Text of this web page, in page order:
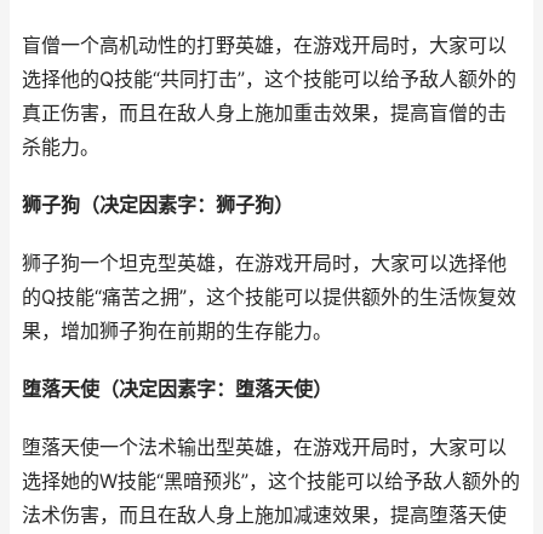
盲僧一个高机动性的打野英雄，在游戏开局时，大家可以
选择他的Q技能“共同打击”，这个技能可以给予敌人额外的
真正伤害，而且在敌人身上施加重击效果，提高盲僧的击
杀能力。
狮子狗（决定因素字：狮子狗）
狮子狗一个坦克型英雄，在游戏开局时，大家可以选择他
的Q技能“痛苦之拥”，这个技能可以提供额外的生活恢复效
果，增加狮子狗在前期的生存能力。
堕落天使（决定因素字：堕落天使）
堕落天使一个法术输出型英雄，在游戏开局时，大家可以
选择她的W技能“黑暗预兆”，这个技能可以给予敌人额外的
法术伤害，而且在敌人身上施加减速效果，提高堕落天使